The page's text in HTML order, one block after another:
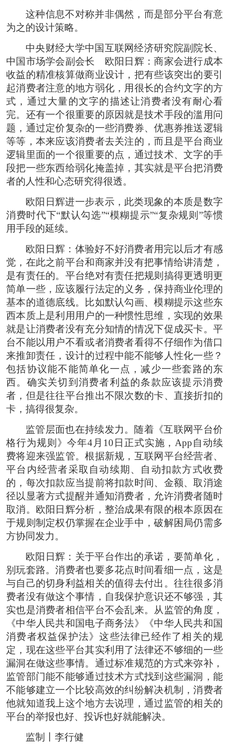
这种信息不对称并非偶然，而是部分平台有意
为之的设计策略。
中央财经大学中国互联网经济研究院副院长、
中国市场学会副会长 欧阳日辉：商家会进行成本
收益的精准核算做商业设计，把有些该突出的要引
起消费者注意的地方弱化，用很长的合约文字的方
式，通过大量的文字的描述让消费者没有耐心看
完。还有一个很重要的原因就是技术手段的滥用问
题，通过定价复杂的一些消费券、优惠券推送逻辑
等等，本来应该消费者去关注的，而且是平台商业
逻辑里面的一个很重要的点，通过技术、文字的手
段把一些东西给弱化掩盖掉，其实就是平台把消费
者的人性和心态研究得很透。
欧阳日辉进一步表示，此类现象的本质是数字
消费时代下“默认勾选”“模糊提示”“复杂规则”等惯
用手段的延续。
欧阳日辉：体验好不好消费者用完以后才有感
觉，在此之前平台和商家并没有把事情给讲清楚，
是有责任的。平台绝对有责任把规则搞得更透明更
简单一些，应该履行法定的义务，保持商业伦理的
基本的道德底线。比如默认勾画、模糊提示这些东
西本质上是利用用户的一种惯性思维，实现的效果
就是让消费者没有充分知情的情况下促成买卡。平
台不能以用户不看或者消费者看得不仔细作为借口
来推卸责任，设计的过程中能不能够人性化一些？
包括协议能不能简单化一点，减少一些套路的东
西。确实关切到消费者利益的条款应该提示消费
者，但是往往平台推出不限次数的卡、直接折扣的
卡，搞得很复杂。
监管层面也在持续发力。随着《互联网平台价
格行为规则》今年4月10日正式实施，App自动续
费将迎来强监管。根据新规，互联网平台经营者、
平台内经营者采取自动续期、自动扣款方式收费
的，每次扣款应当提前将扣款时间、金额、取消途
径以显著方式提醒并通知消费者，允许消费者随时
取消。欧阳日辉分析，整治成果有限的根本原因在
于规则制定权仍掌握在企业手中，破解困局仍需多
方协同发力。
欧阳日辉：关于平台作出的承诺，要简单化，
别玩套路。消费者也要多花点时间看细一点，这是
与自己的切身利益相关的值得去付出。往往很多消
费者没有做这个事情，自我保护意识还不够强，其
实也是消费者相信平台不会乱来。从监管的角度，
《中华人民共和国电子商务法》《中华人民共和国
消费者权益保护法》这些法律已经作了相关的规
定，现在这些平台其实利用了法律还不够细的一些
漏洞在做这些事情。通过标准规范的方式来弥补，
监管部门能不能够通过技术方式找到这些漏洞，能
不能够建立一个比较高效的纠纷解决机制，消费者
他就知道我上这个地方去说理，通过监管的相关的
平台的举报也好、投诉也好就能解决。
监制丨李行健